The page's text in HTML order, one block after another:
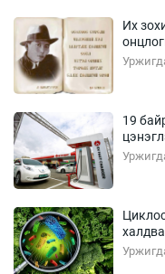
Их
19